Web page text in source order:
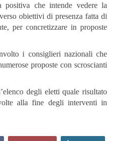
positiva che intende vedere la
obiettivi di presenza fatta di
per concretizzare in proposte
i consiglieri nazionali che
proposte con scroscianti
degli eletti quale risultato
alla fine degli interventi in